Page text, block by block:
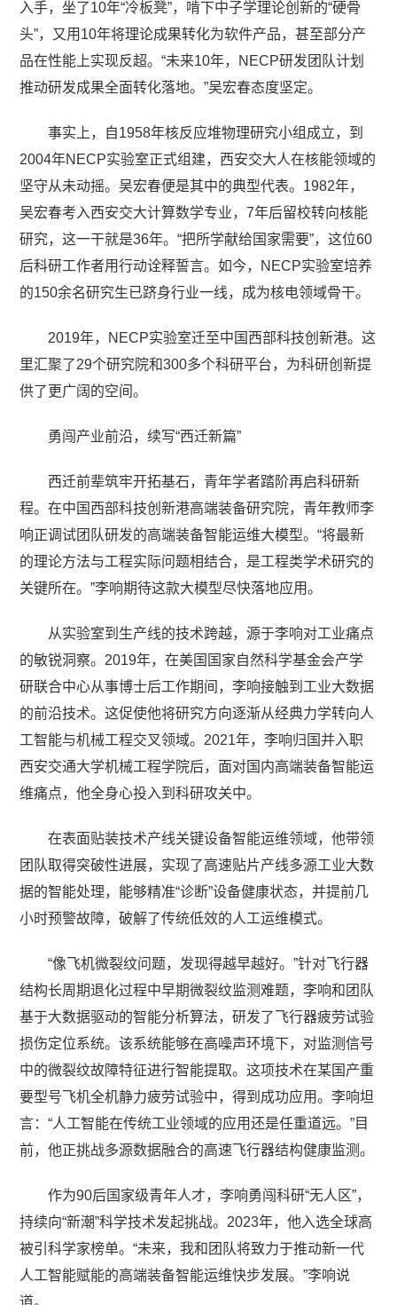
入手，坐了10年“冷板凳”，啃下中子学理论创新的“硬骨
头”，又用10年将理论成果转化为软件产品，甚至部分产
品在性能上实现反超。“未来10年，NECP研发团队计划
推动研发成果全面转化落地。”吴宏春态度坚定。
事实上，自1958年核反应堆物理研究小组成立，到
2004年NECP实验室正式组建，西安交大人在核能领域的
坚守从未动摇。吴宏春便是其中的典型代表。1982年，
吴宏春考入西安交大计算数学专业，7年后留校转向核能
研究，这一干就是36年。“把所学献给国家需要”，这位60
后科研工作者用行动诠释誓言。如今，NECP实验室培养
的150余名研究生已跻身行业一线，成为核电领域骨干。
2019年，NECP实验室迁至中国西部科技创新港。这
里汇聚了29个研究院和300多个科研平台，为科研创新提
供了更广阔的空间。
勇闯产业前沿，续写“西迁新篇”
西迁前辈筑牢开拓基石，青年学者踏阶再启科研新
程。在中国西部科技创新港高端装备研究院，青年教师李
响正调试团队研发的高端装备智能运维大模型。“将最新
的理论方法与工程实际问题相结合，是工程类学术研究的
关键所在。”李响期待这款大模型尽快落地应用。
从实验室到生产线的技术跨越，源于李响对工业痛点
的敏锐洞察。2019年，在美国国家自然科学基金会产学
研联合中心从事博士后工作期间，李响接触到工业大数据
的前沿技术。这促使他将研究方向逐渐从经典力学转向人
工智能与机械工程交叉领域。2021年，李响归国并入职
西安交通大学机械工程学院后，面对国内高端装备智能运
维痛点，他全身心投入到科研攻关中。
在表面贴装技术产线关键设备智能运维领域，他带领
团队取得突破性进展，实现了高速贴片产线多源工业大数
据的智能处理，能够精准“诊断”设备健康状态，并提前几
小时预警故障，破解了传统低效的人工运维模式。
“像飞机微裂纹问题，发现得越早越好。”针对飞行器
结构长周期退化过程中早期微裂纹监测难题，李响和团队
基于大数据驱动的智能分析算法，研发了飞行器疲劳试验
损伤定位系统。该系统能够在高噪声环境下，对监测信号
中的微裂纹故障特征进行智能提取。这项技术在某国产重
要型号飞机全机静力疲劳试验中，得到成功应用。李响坦
言：“人工智能在传统工业领域的应用还是任重道远。”目
前，他正挑战多源数据融合的高速飞行器结构健康监测。
作为90后国家级青年人才，李响勇闯科研“无人区”，
持续向“新潮”科学技术发起挑战。2023年，他入选全球高
被引科学家榜单。“未来，我和团队将致力于推动新一代
人工智能赋能的高端装备智能运维快步发展。”李响说
道。